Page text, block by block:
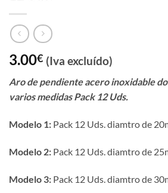
3.00€ (Iva excluído)
Aro de pendiente acero inoxidable
varios medidas Pack 12 Uds.
Modelo 1: Pack 12 Uds. diamtro de
Modelo 2: Pack 12 Uds. diamtro de
Modelo 3: Pack 12 Uds. diamtro de